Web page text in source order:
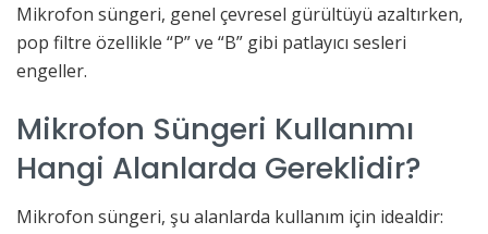
Mikrofon süngeri, genel çevresel gürültüyü azaltırken,
pop filtre özellikle “P” ve “B” gibi patlayıcı sesleri
engeller.
Mikrofon Süngeri Kullanımı
Hangi Alanlarda Gereklidir?
Mikrofon süngeri, şu alanlarda kullanım için idealdir: